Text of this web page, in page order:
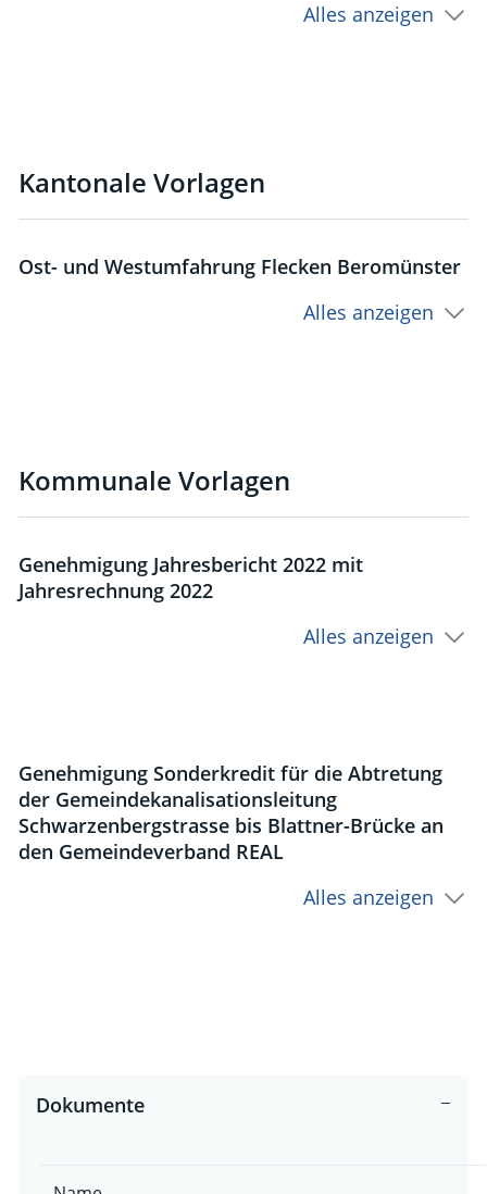
Alles anzeigen
Kantonale Vorlagen
Ost- und Westumfahrung Flecken Beromünster
Alles anzeigen
Kommunale Vorlagen
Genehmigung Jahresbericht 2022 mit
Jahresrechnung 2022
Alles anzeigen
Genehmigung Sonderkredit für die Abtretung
der Gemeindekanalisationsleitung
Schwarzenbergstrasse bis Blattner-Brücke an
den Gemeindeverband REAL
Alles anzeigen
Dokumente